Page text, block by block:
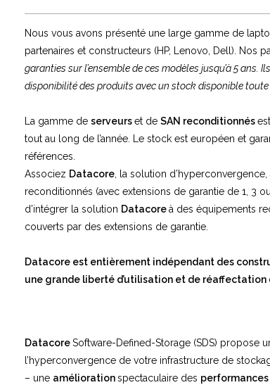
Nous vous avons présenté une large gamme de
partenaires et constructeurs (HP, Lenovo, Dell). Nos
garanties sur l’ensemble de ces modèles jusqu’à 5 ans.
disponibilité des produits avec un stock disponible toute
La gamme deserveurset deSAN reconditionnés
tout au long de l’année. Le stock est européen et
références.
Associez Datacore , la solution
reconditionnés (avec extensions de garantie de 1, 3
d’intégrer la solution Datacoreà des équipements
couverts par des extensions de garantie.
Datacore est entièrement indépendant des
une grande liberté d’utilisation et de réaffectation
DatacoreSoftware-Defined-Storage (SDS) propose
l’hyperconvergence de votre infrastructure de
– une améliorationspectaculaire des performances